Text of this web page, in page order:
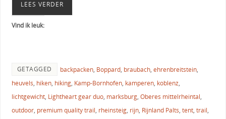
LEES VERDER
Vind ik leuk:
GETAGGED backpacken, Boppard, braubach, ehrenbreitstein,
heuvels, hiken, hiking, Kamp-Bornhofen, kamperen, koblenz,
lichtgewicht, Lightheart gear duo, marksburg, Oberes mittelrheintal,
outdoor, premium quality trail, rheinsteig, rijn, Rijnland Palts, tent, trail,